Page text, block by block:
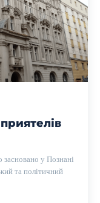
засновано у Познані
та політичний